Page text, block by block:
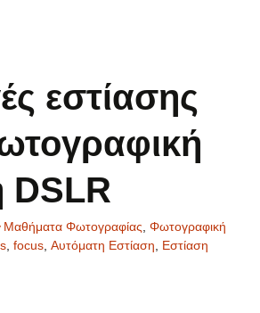
εστίασης
DSLR
Μαθήματα Φωτογραφίας, Φωτογραφική
, focus, Αυτόματη Εστίαση, Εστίαση